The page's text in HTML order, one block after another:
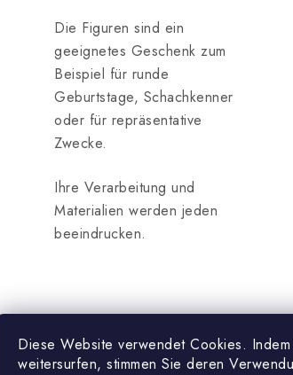
Diese Website verwendet Cookies.
weitersurfen, stimmen Sie deren
Die Figuren sind ein
geeignetes Geschenk zum
Beispiel für runde
Geburtstage, Schachkenner
oder für repräsentative
Zwecke.
Ihre Verarbeitung und
Materialien werden jeden
beeindrucken.